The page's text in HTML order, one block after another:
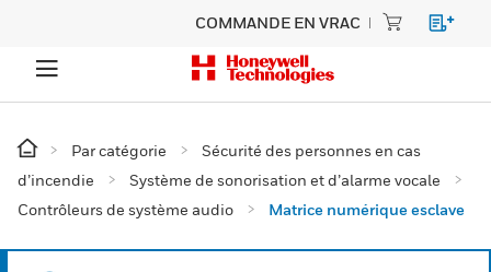
COMMANDE EN VRAC
Par catégorie
Sécurité des personnes en cas
d’incendie
Système de sonorisation et d’alarme vocale
Contrôleurs de système audio
Matrice numérique esclave